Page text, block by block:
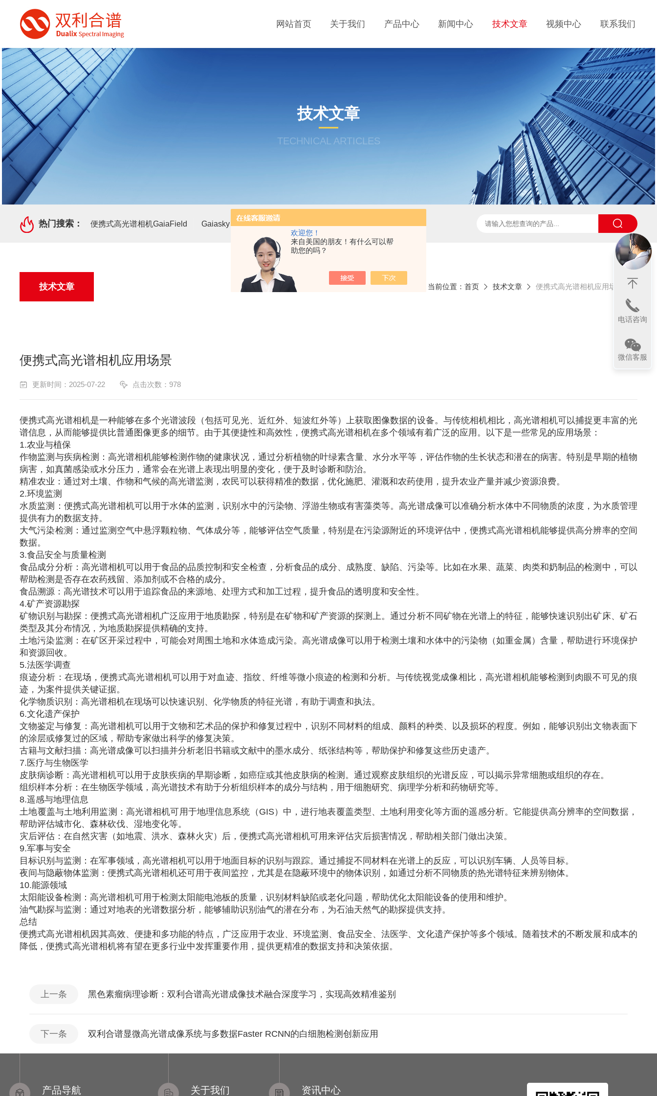
欢迎您！
来自美国的朋友！有什么可以帮
助您的吗？
网站首页 关于我们 产品中心 新闻中心 技术文章 视频中心 联系我们
技术文章
TECHNICAL ARTICLES
热门搜索： 便携式高光谱相机GaiaField Gaiasky mini3-VN无人机载高光谱成像系统 太阳光诱导叶绿素荧光测试系统 SpecVIEW高光谱
技术文章 当前位置： 首页 技术文章 便携式高光谱相机应用场景
便携式高光谱相机应用场景
更新时间：2025-07-22 点击次数：978
便携式高光谱相机是一种能够在多个光谱波段（包括可见光、近红外、短波红外等）上获取图像数据的设备。与传统相机相比，高光谱相机可以捕捉更丰富的光
谱信息，从而能够提供比普通图像更多的细节。由于其便捷性和高效性，便携式高光谱相机在多个领域有着广泛的应用。以下是一些常见的应用场景：
1.农业与植保
作物监测与疾病检测：高光谱相机能够检测作物的健康状况，通过分析植物的叶绿素含量、水分水平等，评估作物的生长状态和潜在的病害。特别是早期的植物
病害，如真菌感染或水分压力，通常会在光谱上表现出明显的变化，便于及时诊断和防治。
精准农业：通过对土壤、作物和气候的高光谱监测，农民可以获得精准的数据，优化施肥、灌溉和农药使用，提升农业产量并减少资源浪费。
2.环境监测
水质监测：便携式高光谱相机可以用于水体的监测，识别水中的污染物、浮游生物或有害藻类等。高光谱成像可以准确分析水体中不同物质的浓度，为水质管理
提供有力的数据支持。
大气污染检测：通过监测空气中悬浮颗粒物、气体成分等，能够评估空气质量，特别是在污染源附近的环境评估中，便携式高光谱相机能够提供高分辨率的空间
数据。
3.食品安全与质量检测
食品成分分析：高光谱相机可以用于食品的品质控制和安全检查，分析食品的成分、成熟度、缺陷、污染等。比如在水果、蔬菜、肉类和奶制品的检测中，可以
帮助检测是否存在农药残留、添加剂或不合格的成分。
食品溯源：高光谱技术可以用于追踪食品的来源地、处理方式和加工过程，提升食品的透明度和安全性。
4.矿产资源勘探
矿物识别与勘探：便携式高光谱相机广泛应用于地质勘探，特别是在矿物和矿产资源的探测上。通过分析不同矿物在光谱上的特征，能够快速识别出矿床、矿石
类型及其分布情况，为地质勘探提供精确的支持。
土地污染监测：在矿区开采过程中，可能会对周围土地和水体造成污染。高光谱成像可以用于检测土壤和水体中的污染物（如重金属）含量，帮助进行环境保护
和资源回收。
5.法医学调查
痕迹分析：在现场，便携式高光谱相机可以用于对血迹、指纹、纤维等微小痕迹的检测和分析。与传统视觉成像相比，高光谱相机能够检测到肉眼不可见的痕
迹，为案件提供关键证据。
化学物质识别：高光谱相机在现场可以快速识别、化学物质的特征光谱，有助于调查和执法。
6.文化遗产保护
文物鉴定与修复：高光谱相机可以用于文物和艺术品的保护和修复过程中，识别不同材料的组成、颜料的种类、以及损坏的程度。例如，能够识别出文物表面下
的涂层或修复过的区域，帮助专家做出科学的修复决策。
古籍与文献扫描：高光谱成像可以扫描并分析老旧书籍或文献中的墨水成分、纸张结构等，帮助保护和修复这些历史遗产。
7.医疗与生物医学
皮肤病诊断：高光谱相机可以用于皮肤疾病的早期诊断，如癌症或其他皮肤病的检测。通过观察皮肤组织的光谱反应，可以揭示异常细胞或组织的存在。
组织样本分析：在生物医学领域，高光谱技术有助于分析组织样本的成分与结构，用于细胞研究、病理学分析和药物研究等。
8.遥感与地理信息
土地覆盖与土地利用监测：高光谱相机可用于地理信息系统（GIS）中，进行地表覆盖类型、土地利用变化等方面的遥感分析。它能提供高分辨率的空间数据，
帮助评估城市化、森林砍伐、湿地变化等。
灾后评估：在自然灾害（如地震、洪水、森林火灾）后，便携式高光谱相机可用来评估灾后损害情况，帮助相关部门做出决策。
9.军事与安全
目标识别与监测：在军事领域，高光谱相机可以用于地面目标的识别与跟踪。通过捕捉不同材料在光谱上的反应，可以识别车辆、人员等目标。
夜间与隐蔽物体监测：便携式高光谱相机还可用于夜间监控，尤其是在隐蔽环境中的物体识别，如通过分析不同物质的热光谱特征来辨别物体。
10.能源领域
太阳能设备检测：高光谱相机可用于检测太阳能电池板的质量，识别材料缺陷或老化问题，帮助优化太阳能设备的使用和维护。
油气勘探与监测：通过对地表的光谱数据分析，能够辅助识别油气的潜在分布，为石油天然气的勘探提供支持。
总结
便携式高光谱相机因其高效、便捷和多功能的特点，广泛应用于农业、环境监测、食品安全、法医学、文化遗产保护等多个领域。随着技术的不断发展和成本的
降低，便携式高光谱相机将有望在更多行业中发挥重要作用，提供更精准的数据支持和决策依据。
上一条 黑色素瘤病理诊断：双利合谱高光谱成像技术融合深度学习，实现高效精准鉴别
下一条 双利合谱显微高光谱成像系统与多数据Faster RCNN的白细胞检测创新应用
产品导航 关于我们 资讯中心
电话咨询
微信客服